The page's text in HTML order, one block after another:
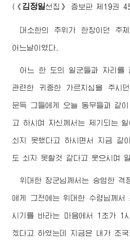
( 《 김정일선집》 증보판 제19권
대소한의 추위가 한창이던 주
어느날이였다.
어느 한 도의 일군들과 자리를
관련한 귀중한 가르치심을 주시
문득 그들에게 오늘 동무들과 같
고 하시며 자신께서는 제기되는
쇠지 못했다고 하시면서 지금 같
도 쇠지 못할것 같다고 웃으시며 말
위대한 장군님께서는 숭엄한 격
에게 그전에는위대한 수령님께서
시기를 바라는 마음에서 1초가 1
겠다고 하였는데 지금은 내가 조